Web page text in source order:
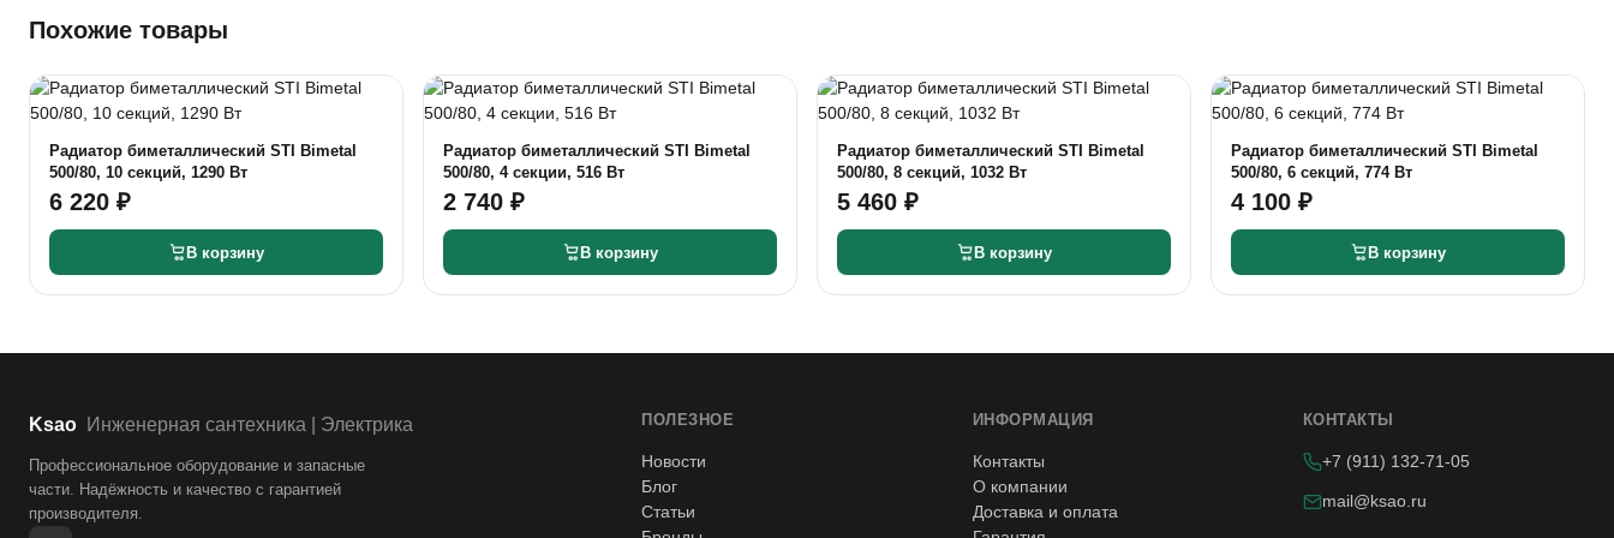
Похожие товары
Радиатор биметаллический STI Bimetal
500/80, 10 секций, 1290 Вт
6 220 ₽
В корзину
Радиатор биметаллический STI Bimetal
500/80, 4 секции, 516 Вт
2 740 ₽
В корзину
Радиатор биметаллический STI Bimetal
500/80, 8 секций, 1032 Вт
5 460 ₽
В корзину
Радиатор биметаллический STI Bimetal
500/80, 6 секций, 774 Вт
4 100 ₽
В корзину
Ksao Инженерная сантехника | Электрика
Профессиональное оборудование и запасные
части. Надёжность и качество с гарантией
производителя.
ПОЛЕЗНОЕ
Новости
Блог
Статьи
ИНФОРМАЦИЯ
Контакты
О компании
Доставка и оплата
КОНТАКТЫ
+7 (911) 132-71-05
mail@ksao.ru